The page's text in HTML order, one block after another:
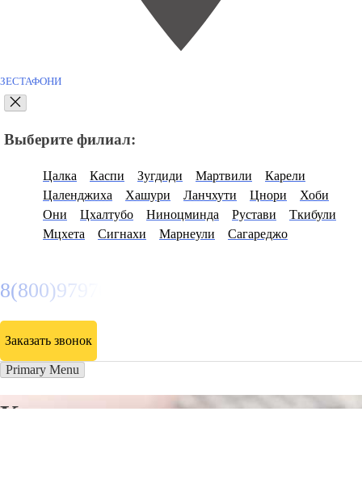
ЗЕСТАФОНИ
Выберите филиал:
Цалка Каспи Зугдиди Мартвили
Карели
Цаленджиха
Хашури Ланчхути Цнори
Хоби
Они
Цхалтубо Ниноцминда Рустави
Ткибули
Мцхета
Сигнахи Марнеули Сагареджо
8(800)9797043
Заказать звонок
Primary Menu
Курсы программирования в